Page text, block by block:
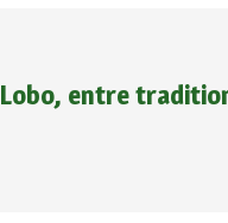
Lobo, entre